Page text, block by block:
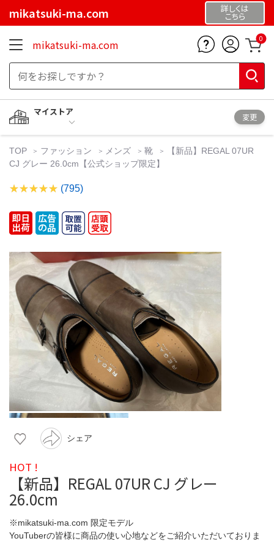
mikatsuki-ma.com 詳しくは
こちら
mikatsuki-ma.com 0
マイストア
変更
TOP ファッション メンズ 靴
【新品】REGAL 07UR
CJ グレー 26.0cm【公式ショップ限定】
(795)
シェア
HOT !
【新品】REGAL 07UR CJ グレー
26.0cm
※mikatsuki-ma.com 限定モデル
YouTuberの皆様に商品の使い心地などをご紹介いただいておりま